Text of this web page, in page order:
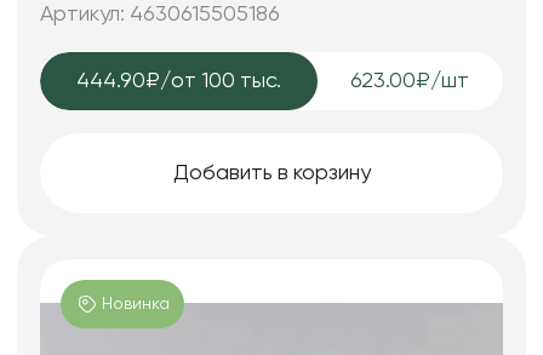
Артикул: 4630615505186
444.90₽/от 100 тыс. 623.00₽/шт
Добавить в корзину
Новинка